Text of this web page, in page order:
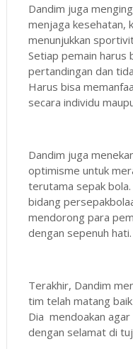
Dandim juga
menjaga kesehatan,
menunjukkan
Setiap pemain harus
pertandingan dan
Harus bisa
secara individu
Dandim juga
optimisme untuk
terutama sepak
bidang
mendorong para
dengan sepenuh hati.
Terakhir, Dandim
tim telah matang
Dia mendoakan
dengan selamat di